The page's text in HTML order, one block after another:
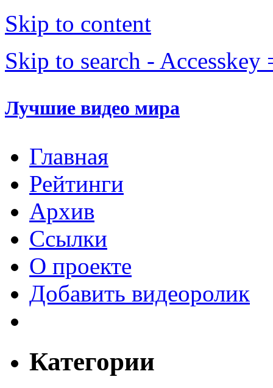
Skip to content
Skip to search - Accesskey
Лучшие видео мира
Главная
Рейтинги
Архив
Ссылки
О проекте
Добавить видеоролик
Категории